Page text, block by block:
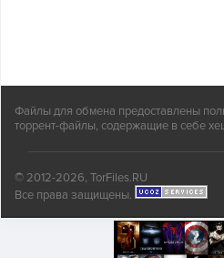
Файлы для обмена предоставлены
торрент-файлы, содержащие в себе
© 2012-2026, TorFiles.RU
Все права защищены.